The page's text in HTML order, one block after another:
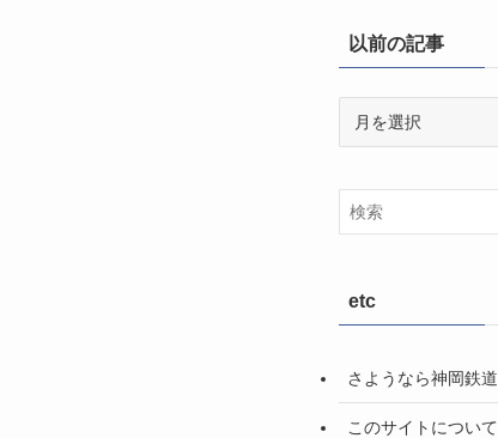
以前の記事
記
事
etc
さようなら神岡鉄道
このサイトについて